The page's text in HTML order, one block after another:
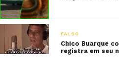
FALSO
Chico Buarque
registra em seu